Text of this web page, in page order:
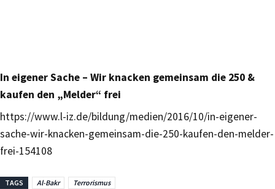
In eigener Sache – Wir knacken gemeinsam die 250 &
kaufen den „Melder“ frei
https://www.l-iz.de/bildung/medien/2016/10/in-eigener-
sache-wir-knacken-gemeinsam-die-250-kaufen-den-melder-
frei-154108
TAGS Al-Bakr Terrorismus